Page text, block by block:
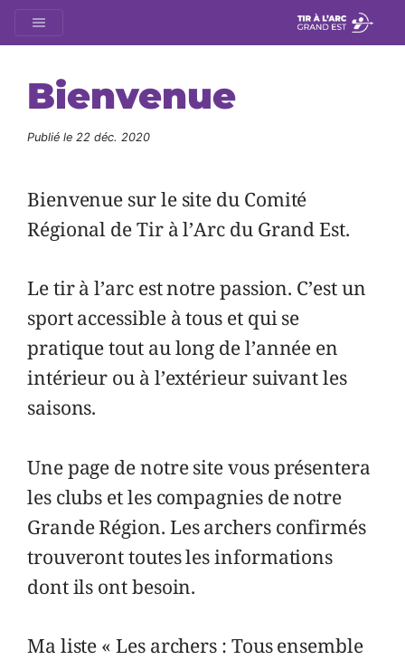
Bienvenue
Publié le 22 déc. 2020
Bienvenue sur le site du Comité
Régional de Tir à l’Arc du Grand Est.
Le tir à l’arc est notre passion. C’est un
sport accessible à tous et qui se
pratique tout au long de l’année en
intérieur ou à l’extérieur suivant les
saisons.
Une page de notre site vous présentera
les clubs et les compagnies de notre
Grande Région. Les archers confirmés
trouveront toutes les informations
dont ils ont besoin.
Ma liste « Les archers : Tous ensemble